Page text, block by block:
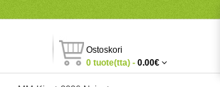
Ostoskori
0 tuote(tta) - 0.00€